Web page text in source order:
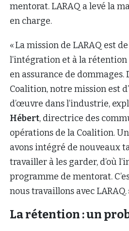
mentorat. LARAQ a levé la
en charge.
« La mission de LARAQ est
l’intégration et à la rétention
en assurance de dommages.
Coalition, notre mission est
d’œuvre dans l’industrie,
Hébert, directrice des
opérations de la Coalition.
avons intégré de nouveaux
travailler à les garder, d’où
programme de mentorat.
nous travaillons avec LARAQ.
La rétention : un